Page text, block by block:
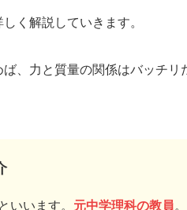
く解説していきます。
ば、力と質量の関係はバッチリ
いいます。 元中学理科の教員。